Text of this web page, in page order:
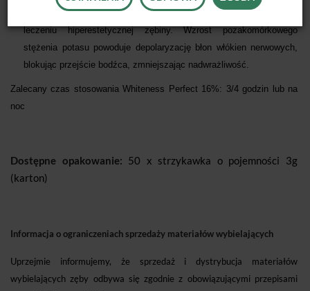
azotan potasu zawarty w preparacie, jest skutecznym środkiem w
leczeniuhiperestetycznej zębiny. Wzrost pozakomórkowego
stężenia potasu powoduje depolaryzację błon włókien nerwowych,
blokując przejście bodźca, zmniejszając nadwrażliwość.
Zalecany czas stosowania Whiteness Perfect 16%: 3/4 godzin lub na
noc
Dostępne opakowanie: 50 x strzykawka o pojemności 3g
(karton)
Informacja o ograniczeniach sprzedaży materiałów wybielających
Uprzejmie informujemy, że sprzedaż i dystrybucja materiałów
wybielających zęby odbywa się zgodnie z obowiązującymi przepisami